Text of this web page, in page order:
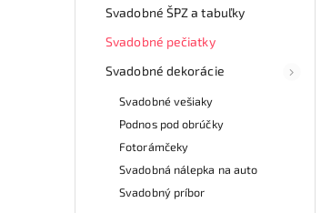
Svadobné ŠPZ a tabuľky
Svadobné pečiatky
Svadobné dekorácie
Svadobné vešiaky
Podnos pod obrúčky
Fotorámčeky
Svadobná nálepka na auto
Svadobný príbor